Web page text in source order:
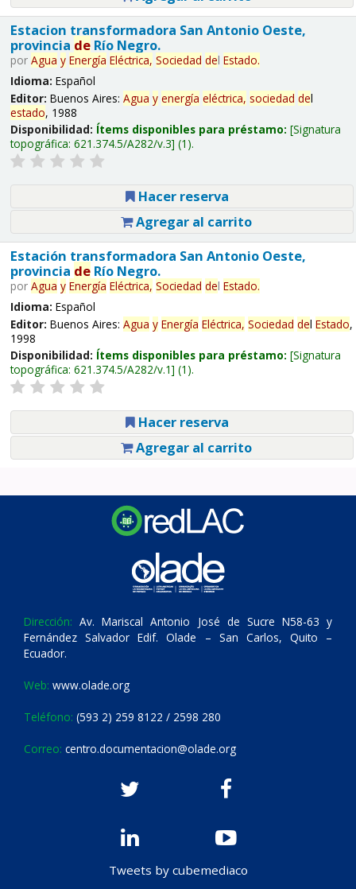
Estacion transformadora San Antonio Oeste,
provincia deRío Negro.
por Agua y Energía Eléctrica, Sociedad del Estado.
Idioma: Español
Editor: Buenos Aires: Agua y energía eléctrica, sociedad del
estado, 1988
Disponibilidad: Ítems disponibles para préstamo: Signatura
topográfica: 621.374.5/A282/v.3 (1).
Hacer reserva
Agregar al carrito
Estación transformadora San Antonio Oeste,
provincia deRío Negro.
por Agua y Energía Eléctrica, Sociedad del Estado.
Idioma: Español
Editor: Buenos Aires: Agua y Energía Eléctrica, Sociedad del Estado,
1998
Disponibilidad: Ítems disponibles para préstamo: Signatura
topográfica: 621.374.5/A282/v.1 (1).
Hacer reserva
Agregar al carrito
Dirección: Av. Mariscal Antonio José de Sucre N58-63 y
Fernández Salvador Edif. Olade – San Carlos, Quito –
Ecuador.
Web: www.olade.org
Teléfono: (593 2) 259 8122 / 2598 280
Correo: centro.documentacion@olade.org
Tweets by cubemediaco